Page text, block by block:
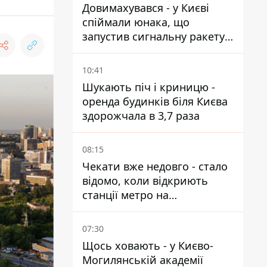
Довимахувався - у Києві
спіймали юнака, що
запустив сигнальну ракету,
аби потішити дівчат
10:41
Шукають піч і криницю -
оренда будинків біля Києва
здорожчала в 3,7 раза
08:15
Чекати вже недовго - стало
відомо, коли відкриють
станції метро на
Виноградарі
07:30
Щось ховають - у Києво-
Могилянській академії